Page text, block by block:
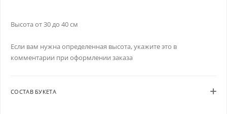
Высота от 30 до 40 см
Если вам нужна определенная высота, укажите это в
комментарии при оформлении заказа
СОСТАВ БУКЕТА